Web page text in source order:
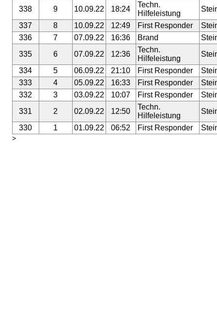
338
9 10.09.22 18:24
Techn.
Hilfeleistung
337
8 10.09.22 12:49 First Responder
336
7 07.09.22 16:36 Brand
335
6 07.09.22 12:36
Techn.
Hilfeleistung
334
5 06.09.22 21:10 First Responder
333
4 05.09.22 16:33 First Responder
332
3 03.09.22 10:07 First Responder
331
2 02.09.22 12:50
Techn.
Hilfeleistung
330
1 01.09.22 06:52 First Responder
>